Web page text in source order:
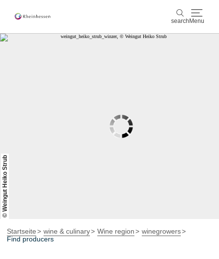
search Menu
events
© Weingut Heiko Strub
Startseite wine & culinary Wine region
winegrowers
Find producers